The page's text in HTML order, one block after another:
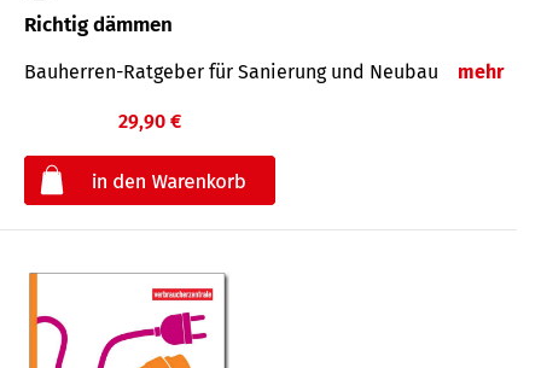
Richtig dämmen
Bauherren-Ratgeber für Sanierung und Neubau mehr
29,90 €